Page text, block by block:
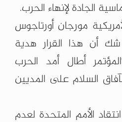
الجادة لإنهاء الحرب.
مورجان أورتاجوس
شك أن هذا القرار هدية
أطال أمد الحرب
السلام على المديين
الأمم المتحدة لعدم